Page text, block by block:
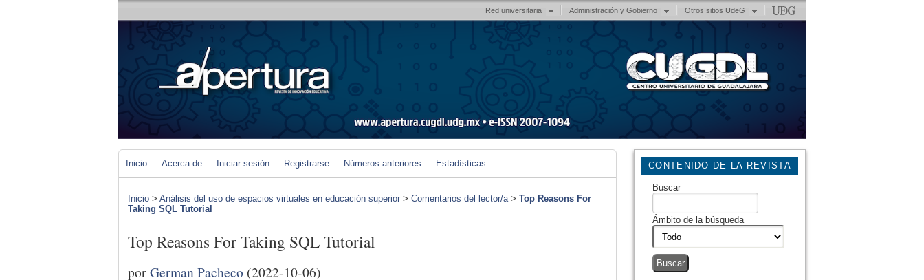
Red universitaria Administración y Gobierno Otros sitios UdeG
CONTENIDO DE LA REVISTA
Buscar
Ámbito de la búsqueda
Inicio Acerca de Iniciar sesión Registrarse Números anteriores Estadísticas
Inicio > Análisis del uso de espacios virtuales en educación superior > Comentarios del lector/a> Top Reasons For
Taking SQL Tutorial
Top Reasons For Taking SQL Tutorial
porGerman Pacheco (2022-10-06)